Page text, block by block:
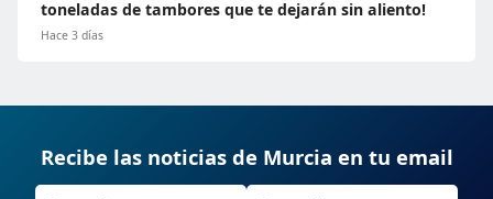
toneladas de tambores que te dejarán sin aliento!
Hace 3 días
Recibe las noticias de Murcia en tu email